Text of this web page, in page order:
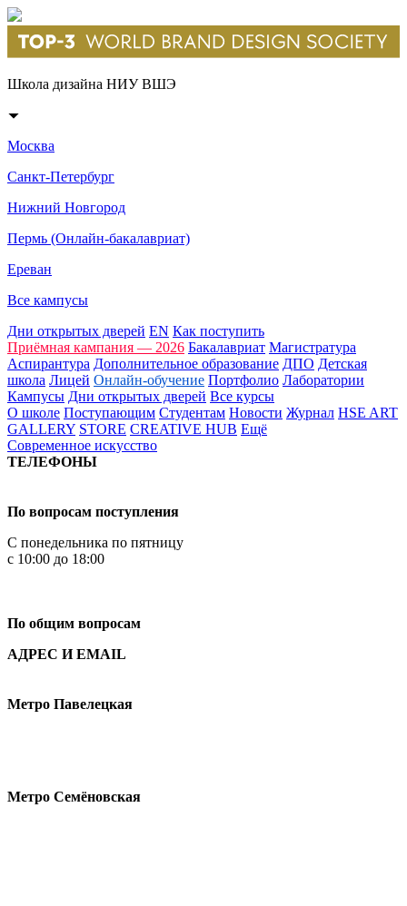
Школа дизайна НИУ ВШЭ
Москва
Санкт-Петербург
Нижний Новгород
Пермь (Онлайн-бакалавриат)
Ереван
Все кампусы
Дни открытых дверей EN Как поступить
Приёмная кампания — 2026 Бакалавриат Магистратура
Аспирантура Дополнительное образование ДПО Детская
школа Лицей Онлайн-обучение Портфолио Лаборатории
Кампусы Дни открытых дверей Все курсы
О школе Поступающим Студентам Новости Журнал HSE ART
GALLERY STORE CREATIVE HUB Ещё
Современное искусство
ТЕЛЕФОНЫ
По вопросам поступления
С понедельника по пятницу
с 10:00 до 18:00
По общим вопросам
АДРЕС И EMAIL
Метро Павелецкая
Метро Семёновская